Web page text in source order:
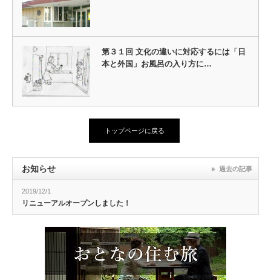
第３１回 文化の違いに対応するには「日
本と外国」お風呂の入り方に…
トップページに戻る
お知らせ
2019/12/1
リニューアルオープンしました！
過去の記事